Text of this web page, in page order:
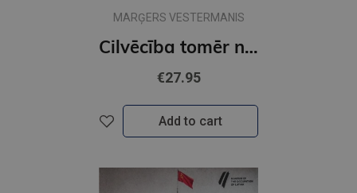
MARĢERS VESTERMANIS
Cilvēcība tomēr nebija mirusi
€27.95
Add to cart